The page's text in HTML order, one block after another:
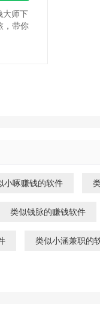
大师下
，带你
小啄赚钱的软件
类似钱脉的赚钱软件
类似小涵兼职的